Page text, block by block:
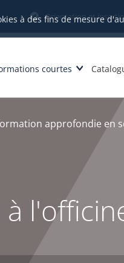
à des fins de mesure
Orientation et
courtes
approfondie en